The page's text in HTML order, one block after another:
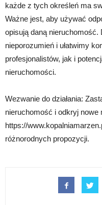
każde z tych określeń ma
Ważne jest, aby używać
opisują daną
nieporozumień i ułatwimy
profesjonalistów, jak i
nieruchomości.
Wezwanie do działania:
nieruchomość i odkryj
https://
różnorodnych propozycji.